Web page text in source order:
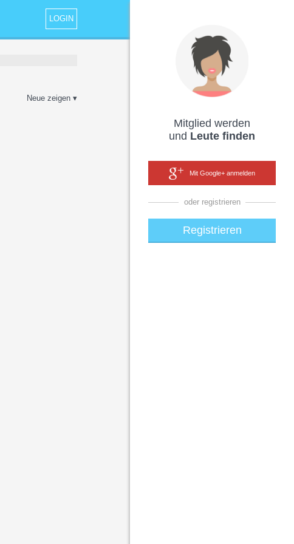
Mitglied werden
und Leute finden
Mit Google+ anmelden
oder registrieren
Registrieren
LOGIN
Neue zeigen ▾